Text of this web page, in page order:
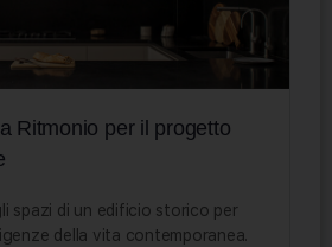
Ritmonio per il progetto
spazi di un edificio storico per
della vita contemporanea.